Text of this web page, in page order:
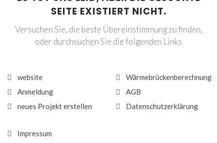
SEITE EXISTIERT NICHT.
Versuchen Sie, die beste Übereinstimmung zu finden,
oder durchsuchen Sie die folgenden Links
website
Anmeldung
neues Projekt erstellen
Wärmebrückenberechnung
AGB
Datenschutzerklärung
Impressum